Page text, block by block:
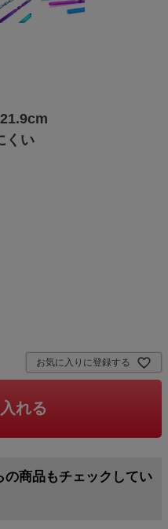
21.9cm
くい
お気に入りに登録する
れる
の商品もチェックしてい